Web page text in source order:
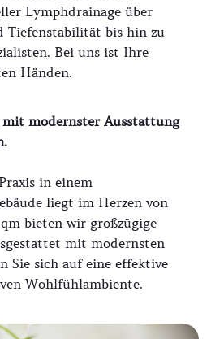
Lymphdrainage über
Tiefenstabilität bis hin zu
Bei uns ist Ihre
Händen.
modernster Ausstattung
in einem
liegt im Herzen von
bieten wir großzügige
mit modernsten
Sie sich auf eine effektive
Wohlfühlambiente.